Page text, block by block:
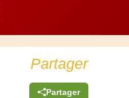
Partager
Partager